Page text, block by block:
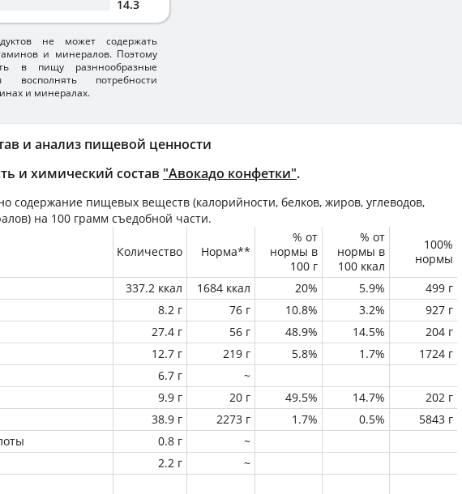
и анализ пищевой ценности
и химический состав "Авокадо конфетки".
содержание пищевых веществ (калорийности, белков, жиров, углеводов,
на 100 грамм съедобной части.
Количество Норма**
% от
нормы в
100 г
% от
нормы в
100 ккал
100%
нормы
337.2 ккал 1684 ккал 20% 5.9%
499 г
8.2 г 76 г 10.8% 3.2%
927 г
27.4 г 56 г 48.9% 14.5%
204 г
12.7 г 219 г 5.8% 1.7%
1724 г
6.7 г
~
9.9 г 20 г 49.5% 14.7%
202 г
38.9 г 2273 г 1.7% 0.5%
5843 г
0.8 г
~
2.2 г ~
14.3
не может содержать
и минералов. Поэтому
в пищу разннообразные
восполнять потребности
и минералах.